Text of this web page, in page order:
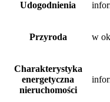
Udogodnienia
Przyroda w
Charakterystyka
energetyczna
nieruchomości